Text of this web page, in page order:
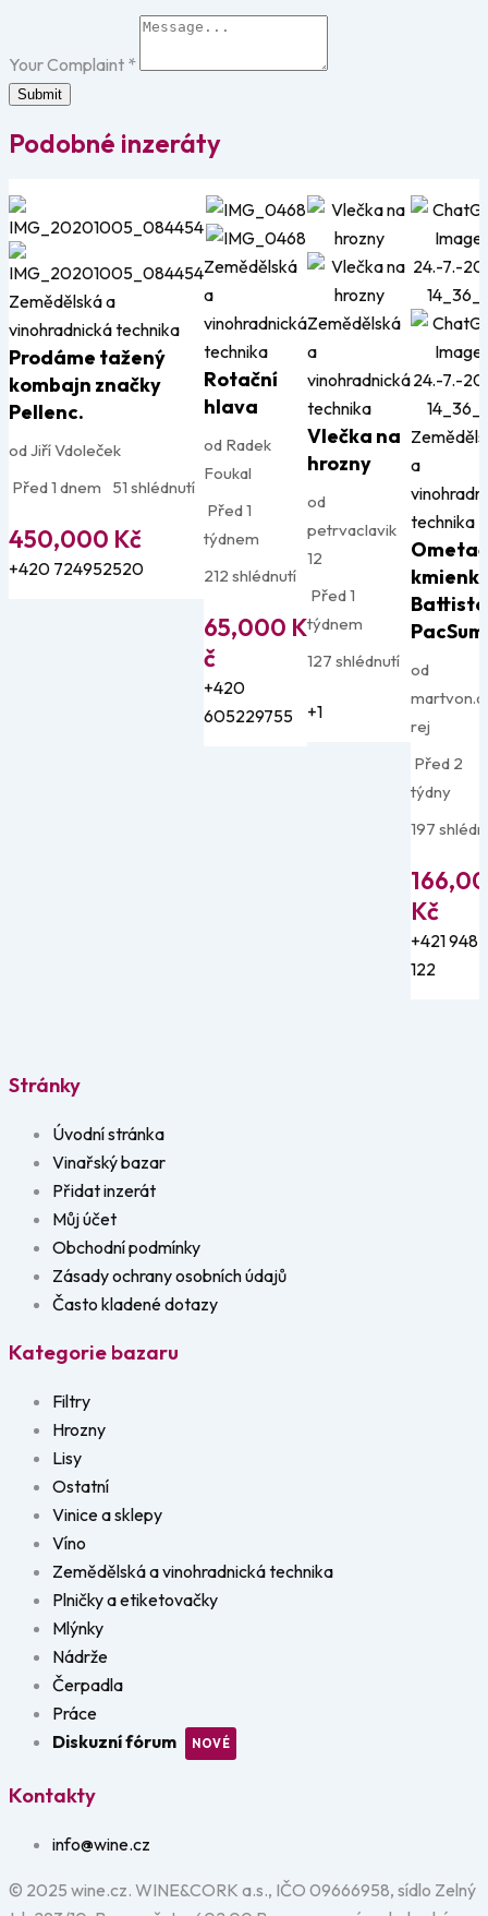
Your Complaint *
Submit
Podobné inzeráty
Zemědělská a
vinohradnická technika
Prodáme tažený
kombajn značky
Pellenc.
od Jiří Vdoleček
Před 1 dnem
51 shlédnutí
450,000 Kč
+420 724952520
Zemědělská
a
vinohradnická
technika
Rotační
hlava
od Radek
Foukal
Před 1
týdnem
212 shlédnutí
65,000 K
č
+420
605229755
Zemědělská
a
vinohradnická
technika
Vlečka na
hrozny
od
petrvaclavik
12
Před 1
týdnem
127 shlédnutí
+1
a
technika
Ometač
PacSum
od
rej
Před 2
týdny
197
Kč
+421 948
122
Stránky
Úvodní stránka
Vinařský bazar
Přidat inzerát
Můj účet
Obchodní podmínky
Zásady ochrany osobních údajů
Často kladené dotazy
Kategorie bazaru
Filtry
Hrozny
Lisy
Ostatní
Vinice a sklepy
Víno
Zemědělská a vinohradnická technika
Plničky a etiketovačky
Mlýnky
Nádrže
Čerpadla
Práce
Diskuzní fórum
Kontakty
info@wine.cz
© 2025 wine.cz. WINE&CORK a.s., IČO 09666958, sídlo Zelný